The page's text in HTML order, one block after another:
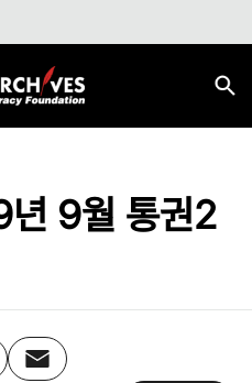
년 9월 통권2